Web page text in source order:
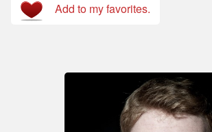
Add to my favorites.